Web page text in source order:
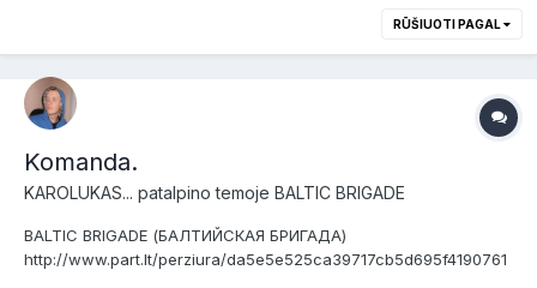
RŪŠIUOTI PAGAL
Komanda.
KAROLUKAS... patalpino temoje BALTIC BRIGADE
BALTIC BRIGADE (БАЛТИЙСКАЯ БРИГАДА)
http://www.part.lt/perziura/da5e5e525ca39717cb5d695f4190761